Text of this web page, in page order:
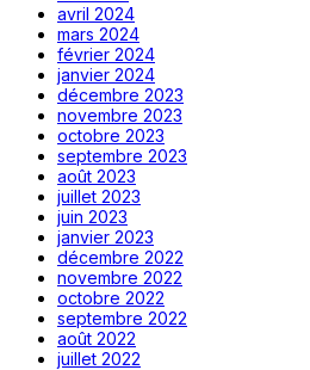
avril 2024
mars 2024
février 2024
janvier 2024
décembre 2023
novembre 2023
octobre 2023
septembre 2023
août 2023
juillet 2023
juin 2023
janvier 2023
décembre 2022
novembre 2022
octobre 2022
septembre 2022
août 2022
juillet 2022